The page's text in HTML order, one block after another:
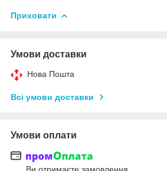
Приховати
Умови доставки
Нова Пошта
Всі умови доставки
Умови оплати